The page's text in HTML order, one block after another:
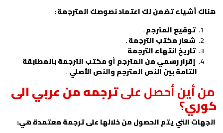
هناك أشياء تضمن لك اعتماد نصوصك المترجمة:
توقيع المترجم.
شعار مكتب الترجمة.
تاريخ انتهاء الترجمة
إقرار رسمي من المترجم أو مكتب الترجمة بالمطابقة
التامة بين النص المترجم والنص الأصلي.
من أين أحصل علىترجمه من عربي الى
كوري؟
الجهات التي يتم الحصول من خلالها على ترجمة معتمدة هي: